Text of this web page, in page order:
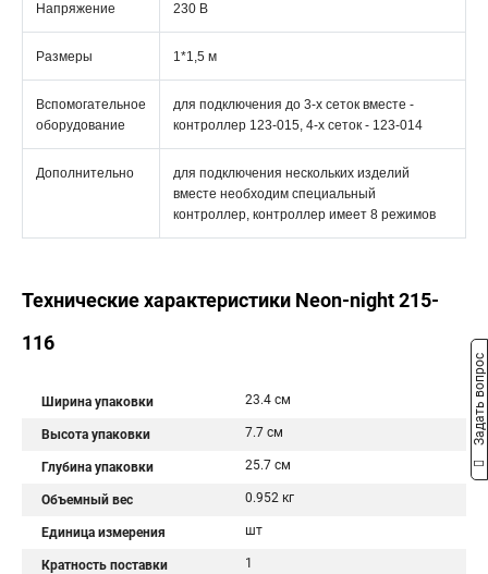
Напряжение 230 В
Размеры 1*1,5 м
Вспомогательное
оборудование
для подключения до 3-х сеток вместе -
контроллер 123-015, 4-х сеток - 123-014
Дополнительно
для подключения нескольких изделий
вместе необходим специальный
контроллер, контроллер имеет 8 режимов
Технические характеристики Neon-night 215-
116
Ширина упаковки 23.4 см
Высота упаковки 7.7 см
Глубина упаковки 25.7 см
Объемный вес 0.952 кг
Единица измерения шт
Кратность поставки 1
Задать вопрос